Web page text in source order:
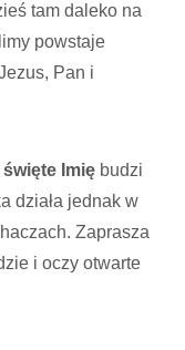
tam daleko na
powstaje
Pan i
Imię budzi
działa jednak w
Zaprasza
i oczy otwarte